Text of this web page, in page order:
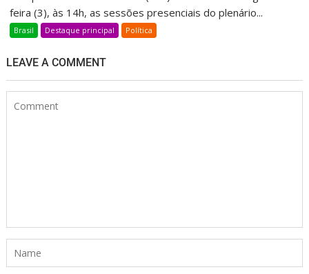
feira (3), às 14h, as sessões presenciais do plenário...
Brasil Destaque principal Política
LEAVE A COMMENT